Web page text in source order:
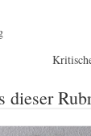
dieser